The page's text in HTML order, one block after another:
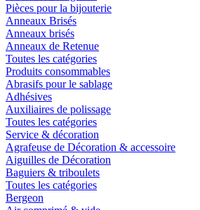
Pièces pour la bijouterie
Anneaux Brisés
Anneaux brisés
Anneaux de Retenue
Toutes les catégories
Produits consommables
Abrasifs pour le sablage
Adhésives
Auxiliaires de polissage
Toutes les catégories
Service & décoration
Agrafeuse de Décoration & accessoire
Aiguilles de Décoration
Baguiers & triboulets
Toutes les catégories
Bergeon